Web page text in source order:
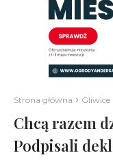
Strona główna Gliwice
Chcą razem
Podpisali